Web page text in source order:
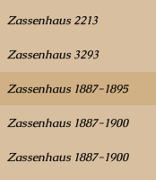
Zassenhaus 2213
Zassenhaus 3293
Zassenhaus 1887-1895
Zassenhaus 1887-1900
Zassenhaus 1887-1900